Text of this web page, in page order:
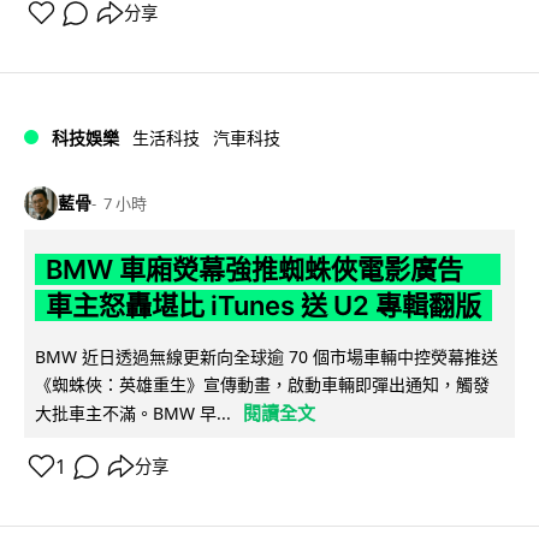
分享
科技娛樂 生活科技 汽車科技
藍骨 7 小時
BMW 車廂熒幕強推蜘蛛俠電影廣告
車主怒轟堪比 iTunes 送 U2 專輯翻版
BMW 近日透過無線更新向全球逾 70 個市場車輛中控熒幕推送
《蜘蛛俠：英雄重生》宣傳動畫，啟動車輛即彈出通知，觸發
大批車主不滿。BMW 早...
閱讀全文
1 分享